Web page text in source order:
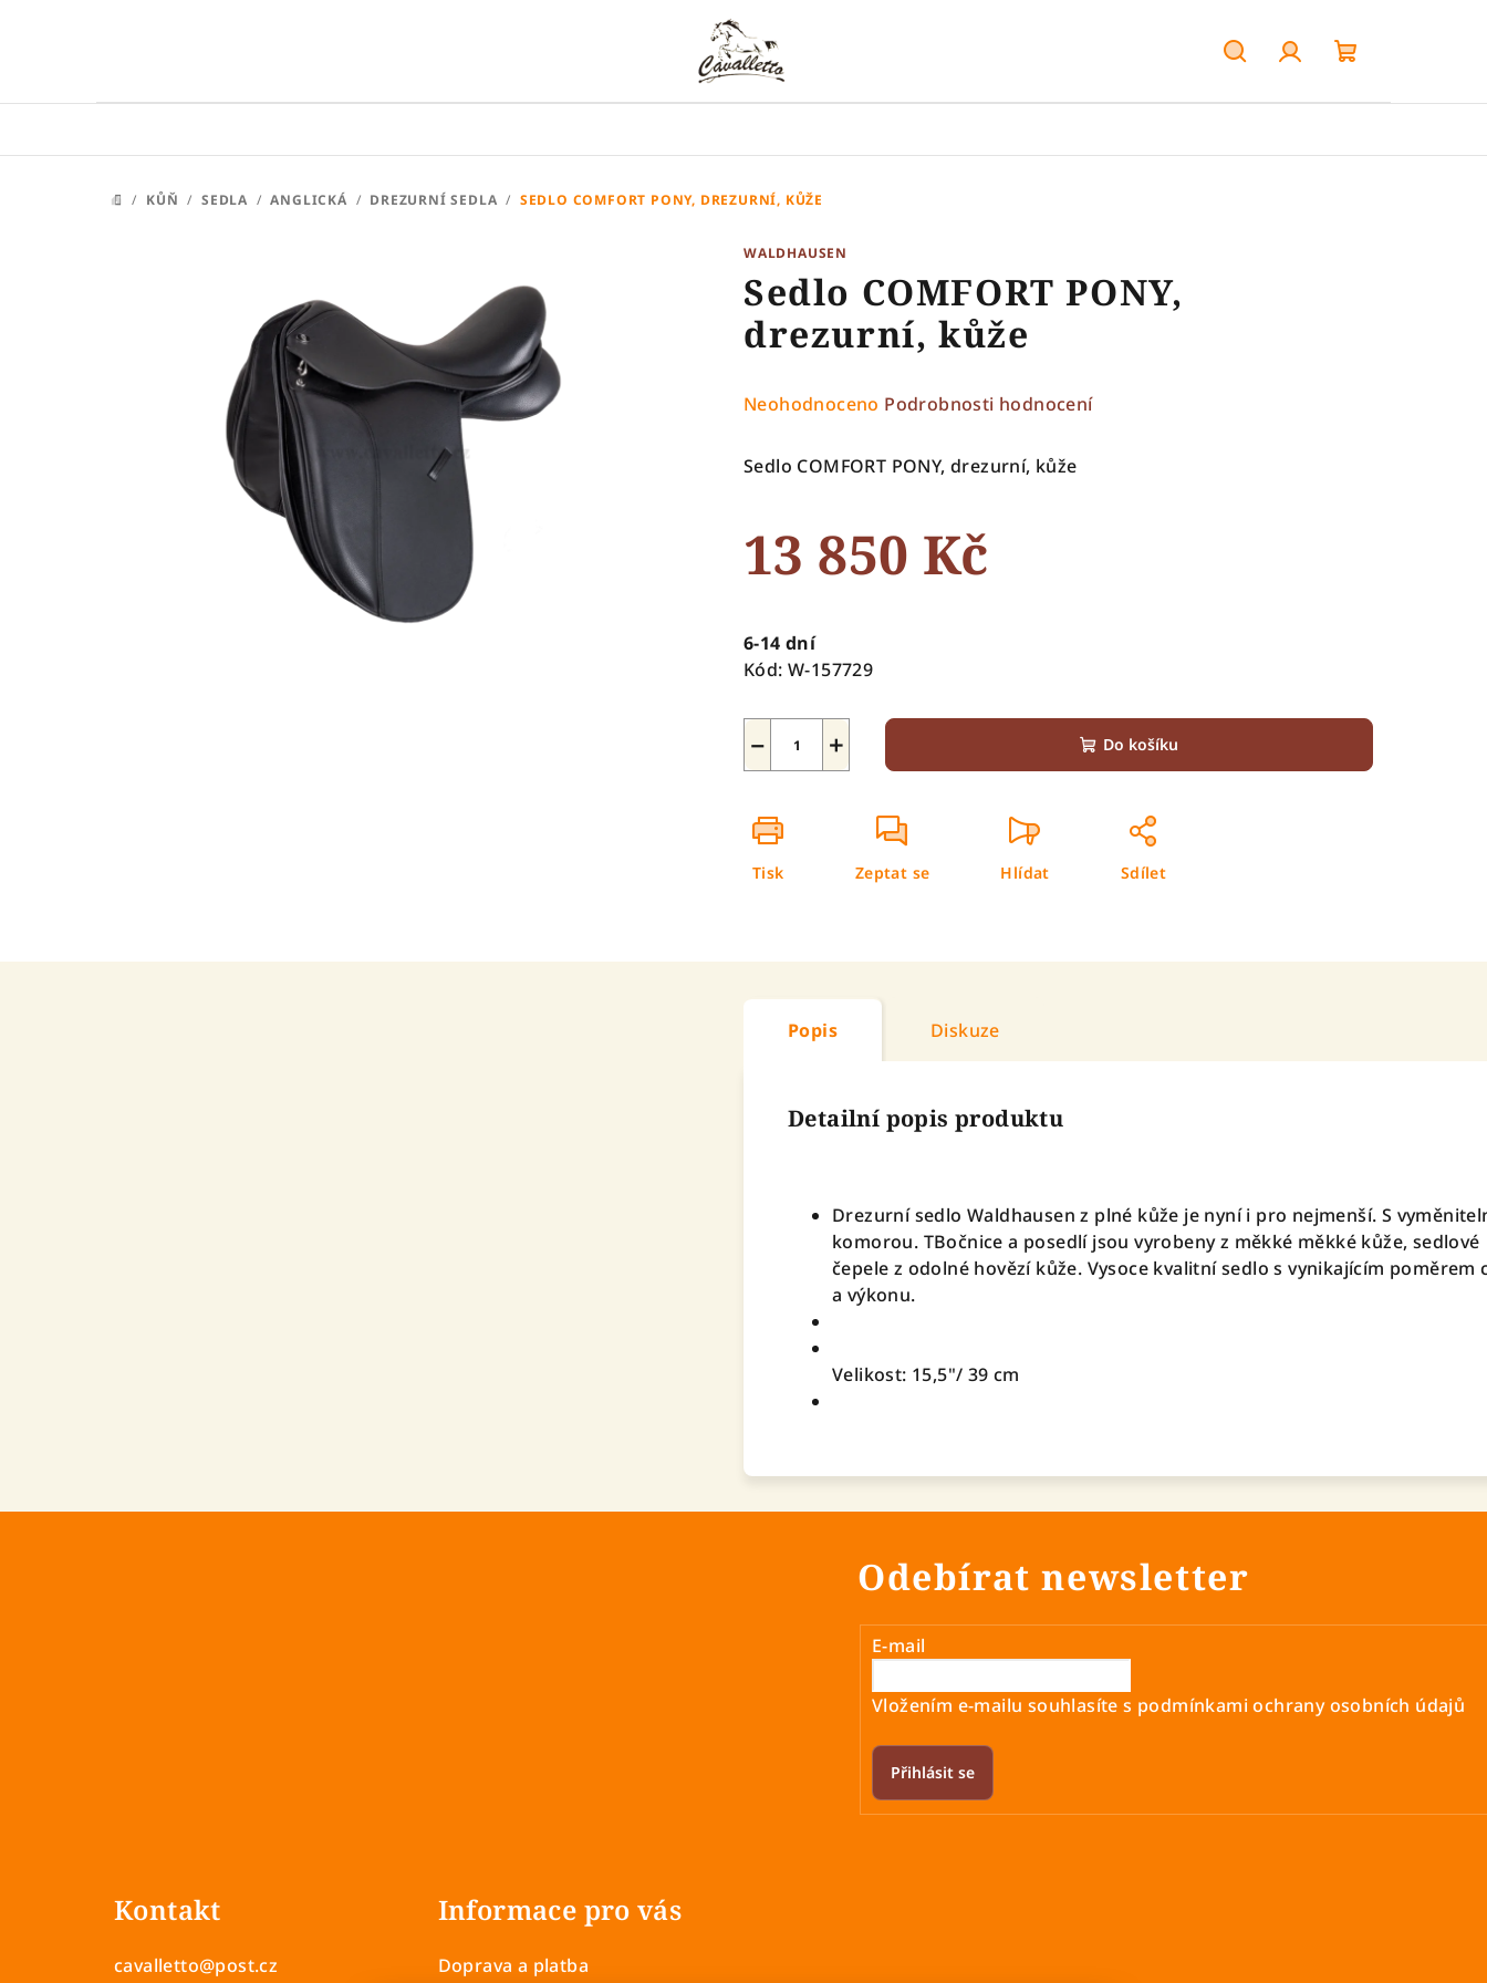
košík
DOMŮ
/ KŮŇ / SEDLA / ANGLICKÁ / DREZURNÍ SEDLA / SEDLO COMFORT PONY, DREZURNÍ, KŮŽE
WALDHAUSEN
Sedlo COMFORT PONY,
drezurní, kůže
Průměrné
produktu
z
Neohodnoceno Podrobnosti hodnocení
Sedlo COMFORT PONY, drezurní, kůže
13 850 Kč
cena:
6-14 dní
Kód: W-157729
+
− Do košíku
Tisk Zeptat se Hlídat Sdílet
Popis Diskuze
Detailní popis produktu
Drezurní sedlo Waldhausen z plné kůže je nyní i pro nejmenší. S
komorou. TBočnice a posedlí jsou vyrobeny z měkké měkké kůže, sedlové
čepele z odolné hovězí kůže. Vysoce kvalitní sedlo s vynikajícím poměrem
a výkonu.
Velikost: 15,5"/ 39 cm
Odebírat newsletter
E-mail
Vložením e-mailu souhlasíte s podmínkami ochrany osobních údajů
Přihlásit se
Kontakt
cavalletto@post.cz
Informace pro vás
Doprava a platba